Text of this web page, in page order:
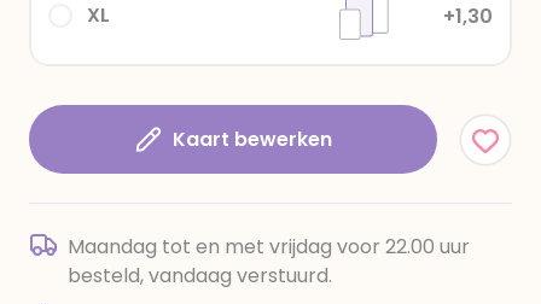
XL +1,30
Kaart bewerken
Maandag tot en met vrijdag voor 22.00 uur
besteld, vandaag verstuurd.